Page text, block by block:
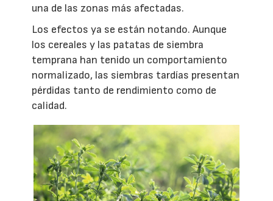
una de las zonas más afectadas.
Los efectos ya se están notando. Aunque
los cereales y las patatas de siembra
temprana han tenido un comportamiento
normalizado, las siembras tardías presentan
pérdidas tanto de rendimiento como de
calidad.